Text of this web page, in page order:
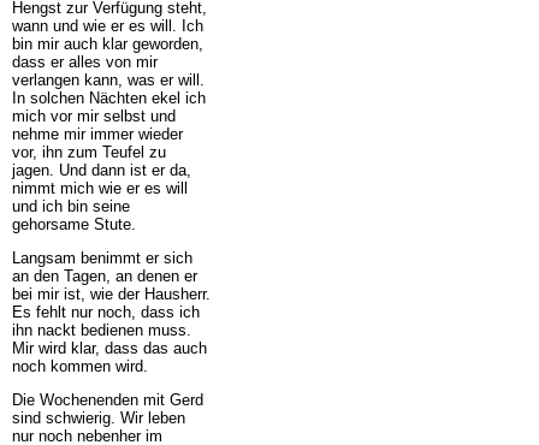
Hengst zur Verfügung steht,
wann und wie er es will. Ich
bin mir auch klar geworden,
dass er alles von mir
verlangen kann, was er will.
In solchen Nächten ekel ich
mich vor mir selbst und
nehme mir immer wieder
vor, ihn zum Teufel zu
jagen. Und dann ist er da,
nimmt mich wie er es will
und ich bin seine
gehorsame Stute.
Langsam benimmt er sich
an den Tagen, an denen er
bei mir ist, wie der Hausherr.
Es fehlt nur noch, dass ich
ihn nackt bedienen muss.
Mir wird klar, dass das auch
noch kommen wird.
Die Wochenenden mit Gerd
sind schwierig. Wir leben
nur noch nebenher im